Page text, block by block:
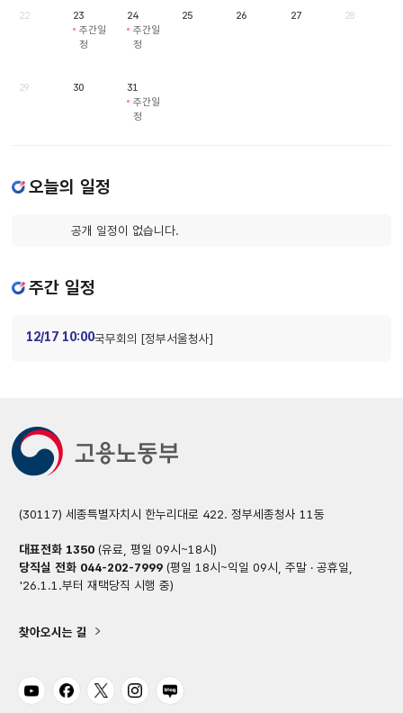
22
23
주간일
정
24
주간일
정
25 26 27 28
29 30
31
주간일
정
오늘의 일정
공개 일정이 없습니다.
주간 일정
12/17 10:00국무회의 [정부서울청사]
(30117) 세종특별자치시 한누리대로 422. 정부세종청사 11동
대표전화 1350(유료, 평일 09시~18시)
당직실 전화 044-202-7999(평일 18시~익일 09시, 주말 · 공휴일,
'26.1.1.부터 재택당직 시행 중)
찾아오시는 길
유튜브 페이스북트위터 인스타그램
블로그